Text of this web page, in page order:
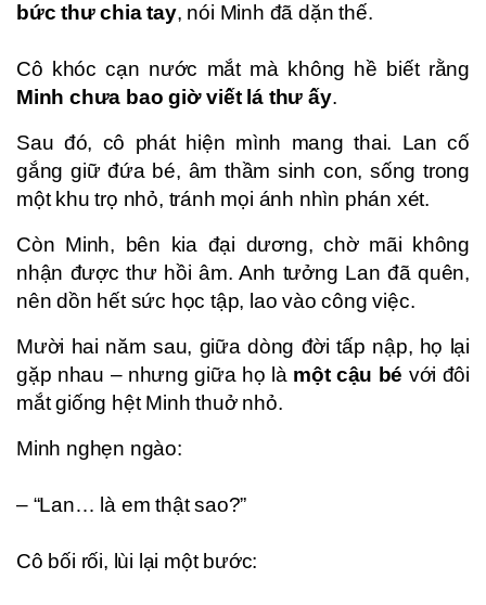
bức thư chia tay, nói Minh đã dặn thế.
Cô khóc cạn nước mắt mà không hề biết rằng
Minh chưa bao giờ viết lá thư ấy.
Sau đó, cô phát hiện mình mang thai. Lan cố
gắng giữ đứa bé, âm thầm sinh con, sống trong
một khu trọ nhỏ, tránh mọi ánh nhìn phán xét.
Còn Minh, bên kia đại dương, chờ mãi không
nhận được thư hồi âm. Anh tưởng Lan đã quên,
nên dồn hết sức học tập, lao vào công việc.
Mười hai năm sau, giữa dòng đời tấp nập, họ lại
gặp nhau – nhưng giữa họ là một cậu bé với đôi
mắt giống hệt Minh thuở nhỏ.
Minh nghẹn ngào:
– “Lan… là em thật sao?”
Cô bối rối, lùi lại một bước: